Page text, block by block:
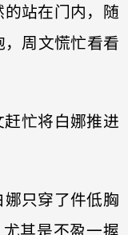
站在门内，随
，周文慌忙看看
赶忙将白娜推进
只穿了件低胸
其是不盈一握